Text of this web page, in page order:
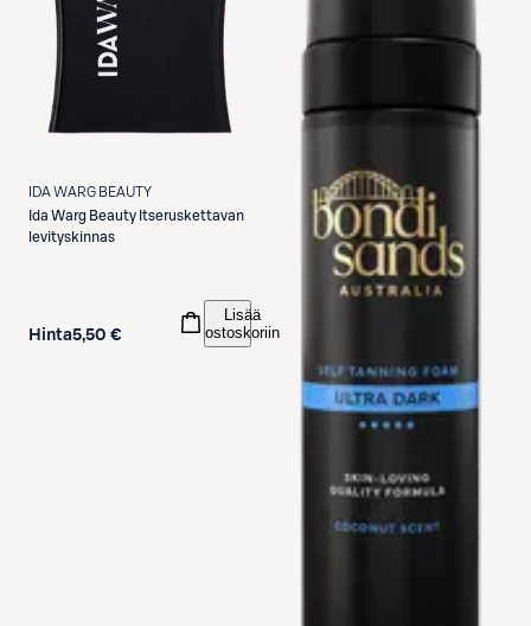
IDA WARG BEAUTY
Ida Warg Beauty Itseruskettavan
levityskinnas
Hinta5,50 €
Lisää
ostoskoriin